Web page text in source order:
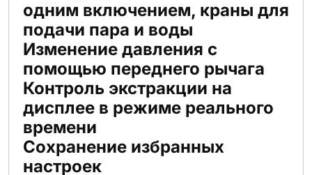
одним включением, краны для
подачи пара и воды
Изменение давления с
помощью переднего рычага
Контроль экстракции на
дисплее в режиме реального
времени
Сохранение избранных
настроек